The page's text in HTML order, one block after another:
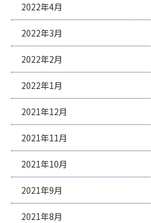
2022年4月
2022年3月
2022年2月
2022年1月
2021年12月
2021年11月
2021年10月
2021年9月
2021年8月